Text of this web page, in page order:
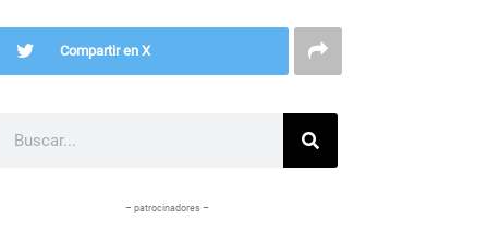
Compartir en X
– patrocinadores –